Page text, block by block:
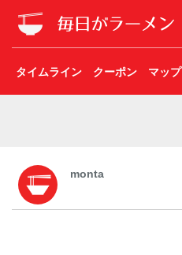
タイムライン クーポン マップ
monta